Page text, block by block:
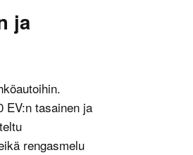
ja
tasainen ja
rengasmelu